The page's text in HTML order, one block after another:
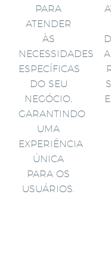
PARA
ATENDER
ÀS
NECESSIDADES
ESPECÍFICAS
DO SEU
NEGÓCIO,
GARANTINDO
UMA
EXPERIÊNCIA
ÚNICA
PARA OS
USUÁRIOS.